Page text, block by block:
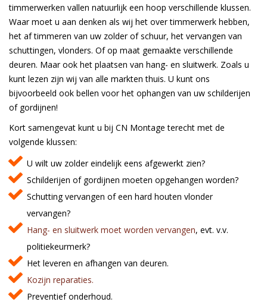
timmerwerken vallen natuurlijk een hoop verschillende klussen.
Waar moet u aan denken als wij het over timmerwerk hebben,
het af timmeren van uw zolder of schuur, het vervangen van
schuttingen, vlonders. Of op maat gemaakte verschillende
deuren. Maar ook het plaatsen van hang- en sluitwerk. Zoals u
kunt lezen zijn wij van alle markten thuis. U kunt ons
bijvoorbeeld ook bellen voor het ophangen van uw schilderijen
of gordijnen!
Kort samengevat kunt u bij CN Montage terecht met de
volgende klussen:
U wilt uw zolder eindelijk eens afgewerkt zien?
Schilderijen of gordijnen moeten opgehangen worden?
Schutting vervangen of een hard houten vlonder
vervangen?
Hang- en sluitwerk moet worden vervangen, evt. v.v.
politiekeurmerk?
Het leveren en afhangen van deuren.
Kozijn reparaties.
Preventief onderhoud.